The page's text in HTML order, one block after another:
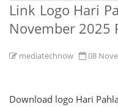
Link Logo Hari
November 2025
mediatechnow 08
Download logo Hari